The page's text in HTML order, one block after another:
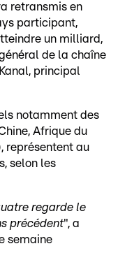
retransmis en
participant,
un milliard,
de la chaîne
principal
notamment des
Afrique du
représentent au
selon les
regarde le
précédent", a
semaine